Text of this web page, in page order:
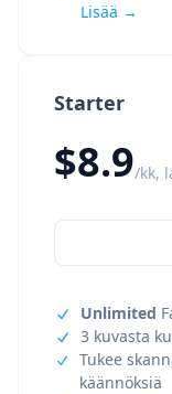
Starter
$8.9/kk,
Unlimited
3 kuvasta
Tukee
käännöksiä
Lisää →